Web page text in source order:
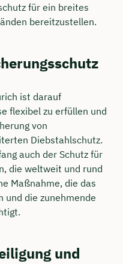
für ein breites
bereitzustellen.
ist darauf
flexibel zu erfüllen und
von
Diebstahlschutz.
auch der Schutz für
die weltweit und rund
Maßnahme, die das
und die zunehmende
und